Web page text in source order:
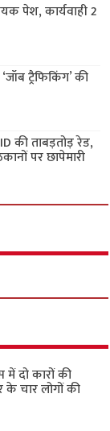
पेश, कार्यवाही 2
ट्रैफिकिंग’ की
की ताबड़तोड़ रेड,
पर छापेमारी
में दो कारों की
के चार लोगों की